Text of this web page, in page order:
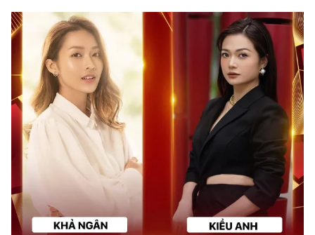
Liên hệ tòa soạn English
THỜI BÁO VTV
Theo dõi báo trên
Cơ quan chủ quản:Đài Truyền hình Việt Nam